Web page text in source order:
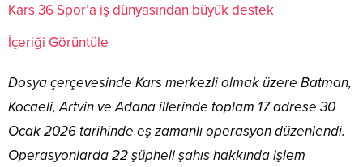
Kars 36 Spor’a iş dünyasından büyük destek
İçeriği Görüntüle
Dosya çerçevesinde Kars merkezli olmak üzere Batman,
Kocaeli, Artvin ve Adana illerinde toplam 17 adrese 30
Ocak 2026 tarihinde eş zamanlı operasyon düzenlendi.
Operasyonlarda 22 şüpheli şahıs hakkında işlem